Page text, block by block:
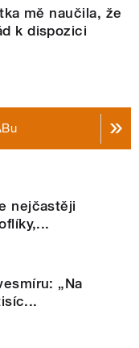
mě naučila, že
k dispozici
nejčastěji
„Na